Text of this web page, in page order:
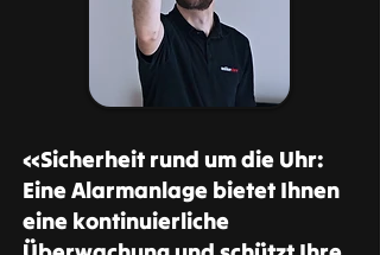
«Sicherheit rund um die Uhr:
Eine Alarmanlage bietet Ihnen
eine kontinuierliche